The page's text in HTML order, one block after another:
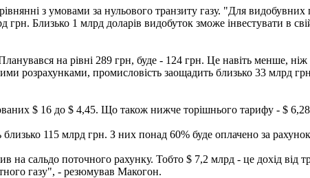
з умовами за нульового транзиту газу. "Для видобувних
грн. Близько 1 млрд доларів видобуток зможе інвестувати в
на рівні 289 грн, буде - 124 грн. Це навіть менше,
розрахунками, промисловість заощадить близько 33 млрд
$ 16 до $ 4,45. Що також нижче торішнього тарифу - $
близько 115 млрд грн. З них понад 60% буде оплачено за
сальдо поточного рахунку. Тобто $ 7,2 млрд - це дохід від
газу", - резюмував Макогон.